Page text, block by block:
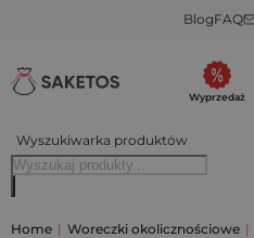
BlogFAQ
Wyszukiwarka produktów
Wyprzedaż
Home | Woreczki okolicznościowe |